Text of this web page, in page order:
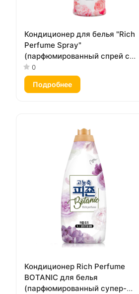
Кондиционер для белья "Rich
Perfume Spray"
(парфюмированный спрей с
ароматом «Фестиваль цветов»)
200 мл
0
Подробнее
Кондиционер Rich Perfume
BOTANIC для белья
(парфюмированный супер-